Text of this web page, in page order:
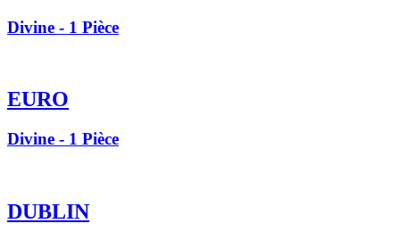
Divine - 1 Pièce
EURO
Divine - 1 Pièce
DUBLIN